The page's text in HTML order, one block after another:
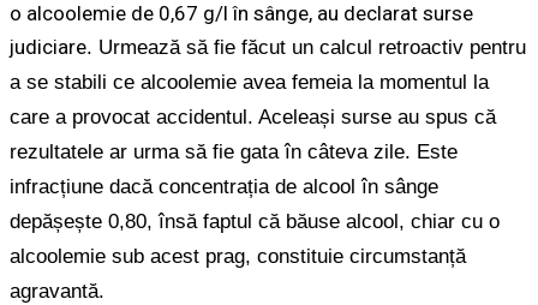
o alcoolemie de 0,67 g/l în sânge, au declarat surse
judiciare. Urmează să fie făcut un calcul retroactiv pentru
a se stabili ce alcoolemie avea femeia la momentul la
care a provocat accidentul. Aceleași surse au spus că
rezultatele ar urma să fie gata în câteva zile. Este
infracțiune dacă concentrația de alcool în sânge
depășește 0,80, însă faptul că băuse alcool, chiar cu o
alcoolemie sub acest prag, constituie circumstanță
agravantă.